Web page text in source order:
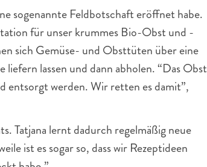
sogenannte Feldbotschaft eröffnet habe.
für unser krummes Bio-Obst und -
sich Gemüse- und Obsttüten über eine
lassen und dann abholen. “Das Obst
entsorgt werden. Wir retten es damit”,
Tatjana lernt dadurch regelmäßig neue
ist es sogar so, dass wir Rezeptideen